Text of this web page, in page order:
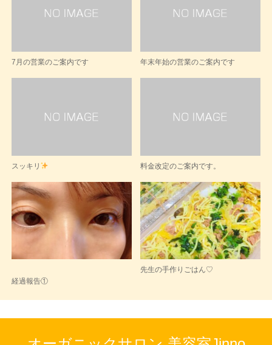
7月の営業のご案内です 年末年始の営業のご案内です
スッキリ 料金改定のご案内です。
経過報告①
先生の手作りごはん♡